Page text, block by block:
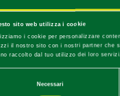
sito web utilizza i cookie
i cookie per personalizzare
il nostro sito con i nostri partner che
raccolto dal tuo utilizzo dei loro servizi.
Necessari
risorsa
delle sue maggiori
mammiferi (tasso,
palustre.